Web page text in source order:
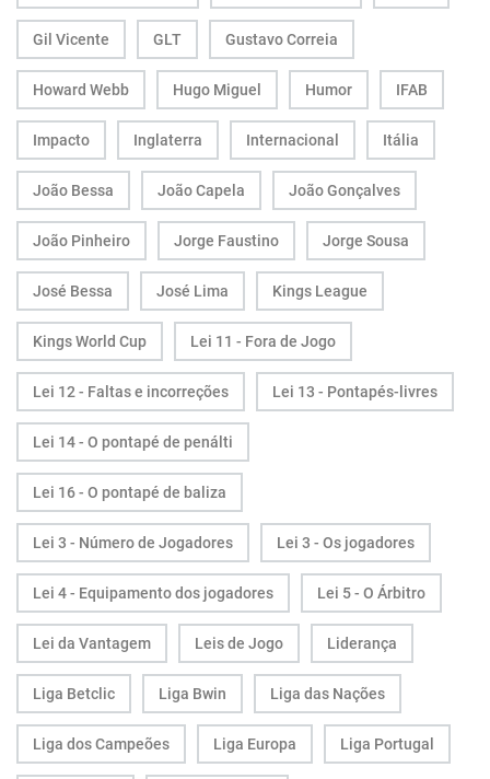
Gil Vicente GLT Gustavo Correia
Howard Webb Hugo Miguel Humor IFAB
Impacto Inglaterra Internacional Itália
João Bessa João Capela João Gonçalves
João Pinheiro Jorge Faustino Jorge Sousa
José Bessa José Lima Kings League
Kings World Cup Lei 11 - Fora de Jogo
Lei 12 - Faltas e incorreções Lei 13 - Pontapés-livres
Lei 14 - O pontapé de penálti
Lei 16 - O pontapé de baliza
Lei 3 - Número de Jogadores Lei 3 - Os jogadores
Lei 4 - Equipamento dos jogadores Lei 5 - O Árbitro
Lei da Vantagem Leis de Jogo Liderança
Liga Betclic Liga Bwin Liga das Nações
Liga dos Campeões Liga Europa Liga Portugal